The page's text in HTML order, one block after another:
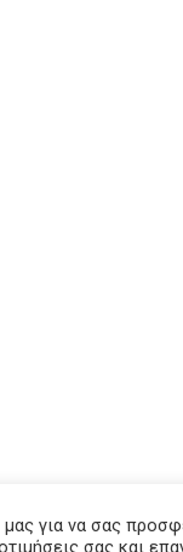
για να σας
σας και